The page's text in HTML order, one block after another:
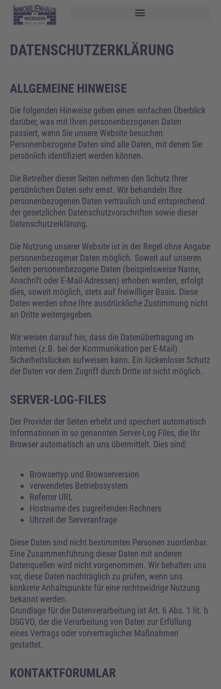
DATENSCHUTZERKLÄRUNG
ALLGEMEINE HINWEISE
Die folgenden Hinweise geben einen einfachen Überblick
darüber, was mit Ihren personenbezogenen Daten
passiert, wenn Sie unsere Website besuchen.
Personenbezogene Daten sind alle Daten, mit denen Sie
persönlich identifiziert werden können.
Die Betreiber dieser Seiten nehmen den Schutz Ihrer
persönlichen Daten sehr ernst. Wir behandeln Ihre
personenbezogenen Daten vertraulich und entsprechend
der gesetzlichen Datenschutzvorschriften sowie dieser
Datenschutzerklärung.
Die Nutzung unserer Website ist in der Regel ohne Angabe
personenbezogener Daten möglich. Soweit auf unseren
Seiten personenbezogene Daten (beispielsweise Name,
Anschrift oder E-Mail-Adressen) erhoben werden, erfolgt
dies, soweit möglich, stets auf freiwilliger Basis. Diese
Daten werden ohne Ihre ausdrückliche Zustimmung nicht
an Dritte weitergegeben.
Wir weisen darauf hin, dass die Datenübertragung im
Internet (z.B. bei der Kommunikation per E-Mail)
Sicherheitslücken aufweisen kann. Ein lückenloser Schutz
der Daten vor dem Zugriff durch Dritte ist nicht möglich.
SERVER-LOG-FILES
Der Provider der Seiten erhebt und speichert automatisch
Informationen in so genannten Server-Log Files, die Ihr
Browser automatisch an uns übermittelt. Dies sind:
Browsertyp und Browserversion
verwendetes Betriebssystem
Referrer URL
Hostname des zugreifenden Rechners
Uhrzeit der Serveranfrage
Diese Daten sind nicht bestimmten Personen zuordenbar.
Eine Zusammenführung dieser Daten mit anderen
Datenquellen wird nicht vorgenommen. Wir behalten uns
vor, diese Daten nachträglich zu prüfen, wenn uns
konkrete Anhaltspunkte für eine rechtswidrige Nutzung
bekannt werden.
Grundlage für die Datenverarbeitung ist Art. 6 Abs. 1 lit. b
DSGVO, der die Verarbeitung von Daten zur Erfüllung
eines Vertrags oder vorvertraglicher Maßnahmen
gestattet.
KONTAKTFORUMLAR